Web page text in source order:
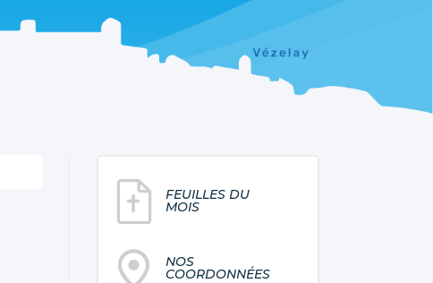
FEUILLES DU
MOIS
NOS
COORDONNÉES